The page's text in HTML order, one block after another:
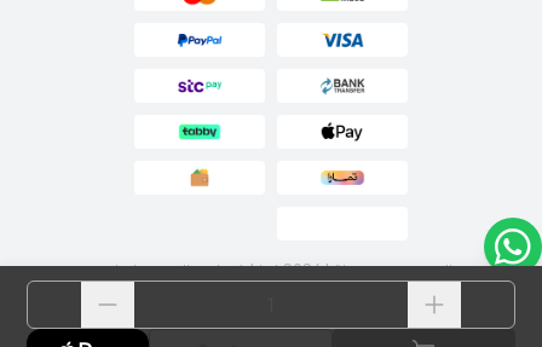
الحقوق محفوظة | 2026 لارا | فساتين السهرة اونلاين